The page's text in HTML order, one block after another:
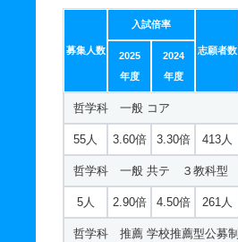
募集人数
入試倍率
志願者数
2025
年度
2024
年度
哲学科 一般 コア
55人 3.60倍 3.30倍 413人
哲学科 一般 共テ ３教科型
5人 2.90倍 4.50倍 261人
哲学科 推薦 学校推薦型公募制